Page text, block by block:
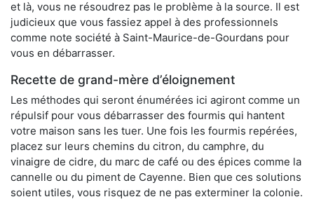
et là, vous ne résoudrez pas le problème à la source. Il est
judicieux que vous fassiez appel à des professionnels
comme note société à Saint-Maurice-de-Gourdans pour
vous en débarrasser.
Recette de grand-mère d’éloignement
Les méthodes qui seront énumérées ici agiront comme un
répulsif pour vous débarrasser des fourmis qui hantent
votre maison sans les tuer. Une fois les fourmis repérées,
placez sur leurs chemins du citron, du camphre, du
vinaigre de cidre, du marc de café ou des épices comme la
cannelle ou du piment de Cayenne. Bien que ces solutions
soient utiles, vous risquez de ne pas exterminer la colonie.